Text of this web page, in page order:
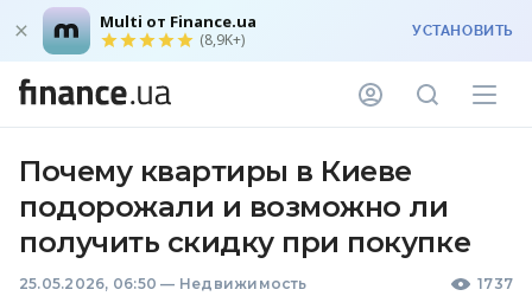
Multi от Finance.ua
(8,9K+) УСТАНОВИТЬ
Почему квартиры в Киеве
подорожали и возможно ли
получить скидку при покупке
25.05.2026, 06:50 — Недвижимость 1737